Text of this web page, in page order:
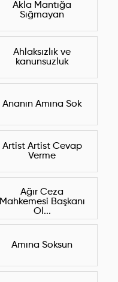
Akla Mantığa
Sığmayan
Ahlaksızlık ve
kanunsuzluk
Ananın Amına Sok
Artist Artist Cevap
Verme
Ağır Ceza
Mahkemesi Başkanı
Ol...
Amına Soksun